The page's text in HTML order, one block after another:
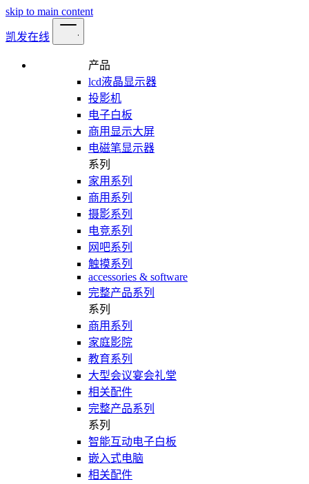
skip to main content
凯发在线
产品
lcd液晶显示器
投影机
电子白板
商用显示大屏
电磁笔显示器
系列
家用系列
商用系列
摄影系列
电竞系列
网吧系列
触摸系列
accessories & software
完整产品系列
系列
商用系列
家庭影院
教育系列
大型会议宴会礼堂
相关配件
完整产品系列
系列
智能互动电子白板
嵌入式电脑
相关配件